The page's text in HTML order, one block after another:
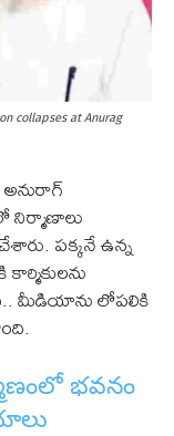
collapses at Anurag
నిర్మాణాలు
పక్కనే ఉన్న
మీడియాను లోపలికి
భవనం